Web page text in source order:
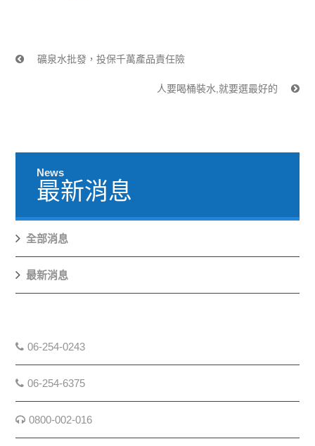
礦泉水批發，投保千萬產品責任險
人要喝桶裝水,就要選最好的
News
最新消息
全部消息
最新消息
06-254-0243
06-254-6375
0800-002-016